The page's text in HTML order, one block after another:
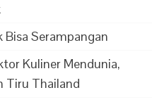
Bisa Serampangan
Kuliner Mendunia,
Tiru Thailand